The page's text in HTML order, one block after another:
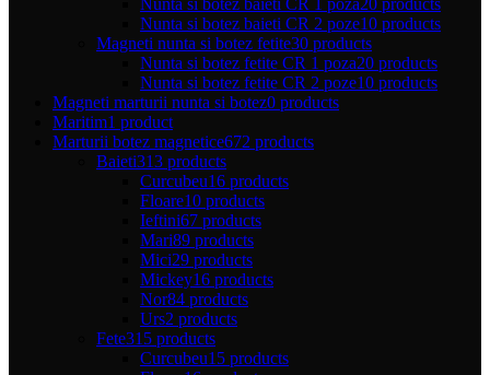
Nunta si botez baieti CR 1 poza20 products
Nunta si botez baieti CR 2 poze10 products
Magneti nunta si botez fetite30 products
Nunta si botez fetite CR 1 poza20 products
Nunta si botez fetite CR 2 poze10 products
Magneti marturii nunta si botez0 products
Maritim1 product
Marturii botez magnetice672 products
Baieti313 products
Curcubeu16 products
Floare10 products
Ieftini67 products
Mari89 products
Mici29 products
Mickey16 products
Nor84 products
Urs2 products
Fete315 products
Curcubeu15 products